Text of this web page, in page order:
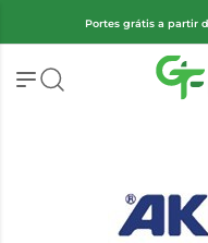
(Exceto fraldas,